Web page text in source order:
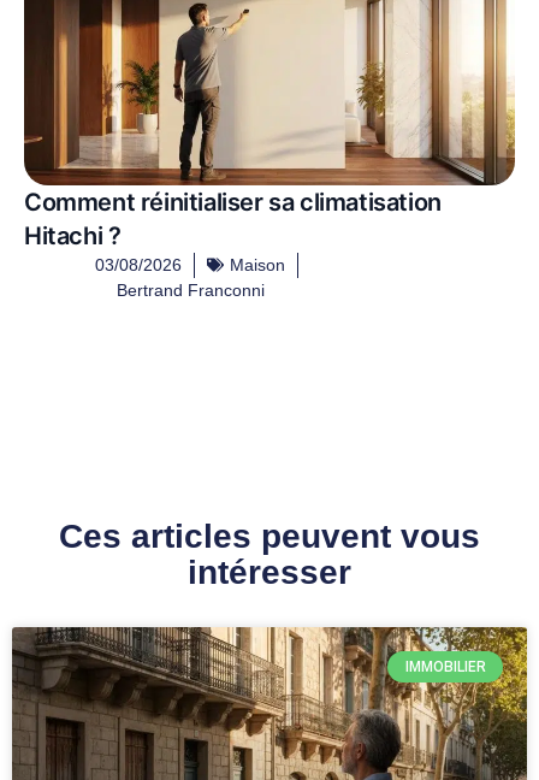
Comment réinitialiser sa climatisation
Hitachi ?
03/08/2026
Maison
Bertrand Franconni
Ces articles peuvent vous
intéresser
IMMOBILIER